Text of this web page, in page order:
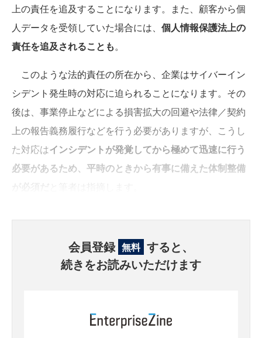
上の責任を追及することになります。また、顧客から個
人データを受領していた場合には、 個人情報保護法上の
責任を追及されることも。
このような法的責任の所在から、企業はサイバーイン
シデント発生時の対応に迫られることになります。その
後は、事業停止などによる損害拡大の回避や法律／契約
上の報告義務履行などを行う必要がありますが、こうし
た対応はインシデントが発覚してから極めて迅速に行う
必要があるため、平時のときから有事に備えた体制整備
会員登録 無料 すると、
続きをお読みいただけます